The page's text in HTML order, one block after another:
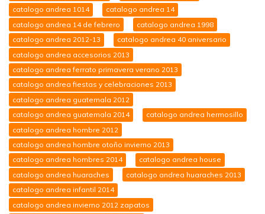
catalogo andrea 1014
catalogo andrea 14
catalogo andrea 14 de febrero
catalogo andrea 1998
catalogo andrea 2012-13
catalogo andrea 40 aniversario
catalogo andrea accesorios 2013
catalogo andrea ferrato primavera verano 2013
catalogo andrea fiestas y celebraciones 2013
catalogo andrea guatemala 2012
catalogo andrea guatemala 2014
catalogo andrea hermosillo
catalogo andrea hombre 2012
catalogo andrea hombre otoño invierno 2013
catalogo andrea hombres 2014
catalogo andrea house
catalogo andrea huaraches
catalogo andrea huaraches 2013
catalogo andrea infantil 2014
catalogo andrea invierno 2012 zapatos